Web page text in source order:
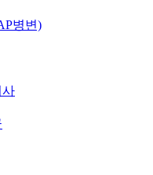
병변)
사